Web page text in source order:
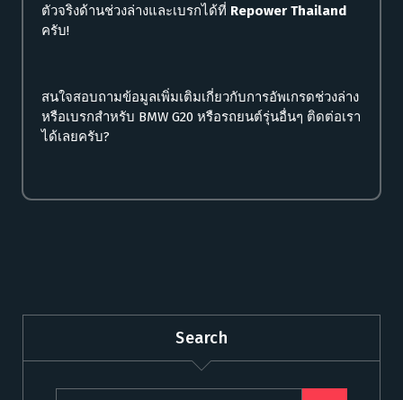
ตัวจริงด้านช่วงล่างและเบรกได้ที่ Repower Thailand
ครับ!
สนใจสอบถามข้อมูลเพิ่มเติมเกี่ยวกับการอัพเกรดช่วงล่าง
หรือเบรกสำหรับ BMW G20 หรือรถยนต์รุ่นอื่นๆ ติดต่อเรา
ได้เลยครับ?
Search